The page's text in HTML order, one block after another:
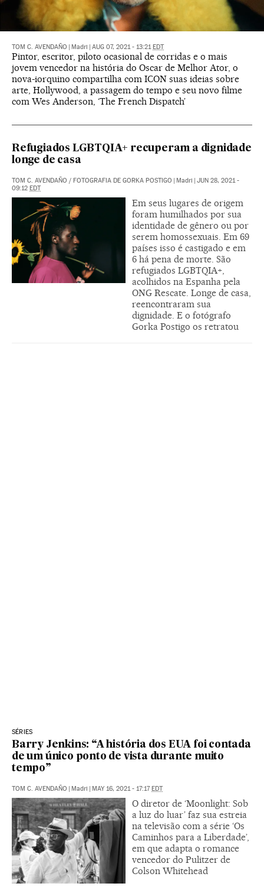
TOM C. AVENDAÑO Madri AUG 07, 2021 - 13:21 EDT
Pintor, escritor, piloto ocasional de corridas e o mais
jovem vencedor na história do Oscar de Melhor Ator, o
nova-iorquino compartilha com ICON suas ideias sobre
arte, Hollywood, a passagem do tempo e seu novo filme
com Wes Anderson, ‘The French Dispatch’
Refugiados LGBTQIA+ recuperam a dignidade
longe de casa
TOM C. AVENDAÑO / FOTOGRAFIA DE GORKA POSTIGO Madri
JUN 28, 2021 -
09:12 EDT
Em seus lugares de origem
foram humilhados por sua
identidade de gênero ou por
serem homossexuais. Em 69
países isso é castigado e em
6 há pena de morte. São
refugiados LGBTQIA+,
acolhidos na Espanha pela
ONG Rescate. Longe de casa,
reencontraram sua
dignidade. E o fotógrafo
Gorka Postigo os retratou
SÉRIES
Barry Jenkins: “A história dos EUA foi contada
de um único ponto de vista durante muito
tempo”
TOM C. AVENDAÑO Madri MAY 16, 2021 - 17:17 EDT
O diretor de ‘Moonlight: Sob
a luz do luar’ faz sua estreia
na televisão com a série ‘Os
Caminhos para a Liberdade’,
em que adapta o romance
vencedor do Pulitzer de
Colson Whitehead